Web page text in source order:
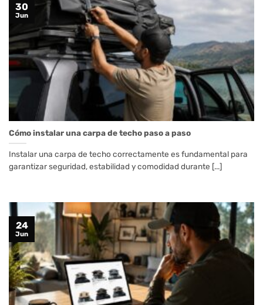
Cómo instalar una carpa de techo paso a paso
Instalar una carpa de techo correctamente es fundamental para
garantizar seguridad, estabilidad y comodidad durante [...]
30
Jun
24
Jun